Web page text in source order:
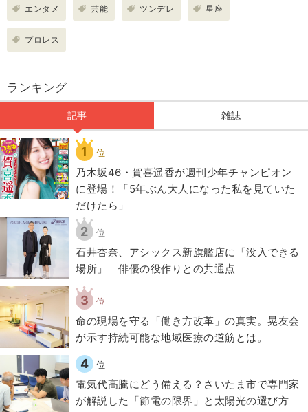
エンタメ 芸能 ツンデレ 星座
プロレス
ランキング
記事 雑誌
1 位
乃木坂46・賀喜遥香が週刊少年チャンピオン
に登場！「5年ぶん大人になった私を見ていた
だけたら」
2 位
石井杏奈、アシックス新旗艦店に「没入できる
場所」 俳優の役作りとの共通点
3 位
​命の現場を守る「働き方改革」の真実。晃友会
が示す持続可能な地域医療の道筋とは。
4 位
電気代高騰にどう備える？さいたま市で専門家
が解説した「節電の限界」と太陽光の選び方